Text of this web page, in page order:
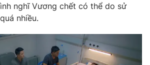
nghĩ Vương chết có thể do sử
nhiều.